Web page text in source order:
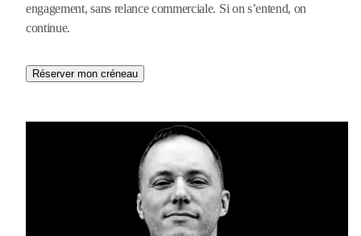
engagement, sans relance commerciale. Si on s’entend, on
continue.
Réserver mon créneau